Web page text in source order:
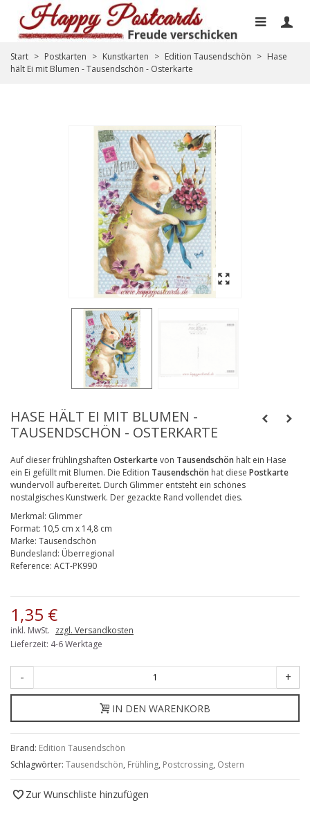
Start > Postkarten > Kunstkarten > Edition Tausendschön > Hase
hält Ei mit Blumen - Tausendschön - Osterkarte
HASE HÄLT EI MIT BLUMEN -
TAUSENDSCHÖN - OSTERKARTE
Auf dieser frühlingshaften Osterkartevon Tausendschön hält ein Hase
ein Ei gefüllt mit Blumen. Die Edition Tausendschön hat diese Postkarte
wundervoll aufbereitet. Durch Glimmer entsteht ein schönes
nostalgisches Kunstwerk. Der gezackte Rand vollendet dies.
Merkmal: Glimmer
Format: 10,5 cm x 14,8 cm
Marke: Tausendschön
Bundesland: Überregional
Reference: ACT-PK990
1,35 €
inkl. MwSt. zzgl. Versandkosten
Lieferzeit: 4-6 Werktage
- +
IN DEN WARENKORB
Brand: Edition Tausendschön
Schlagwörter: Tausendschön, Frühling, Postcrossing, Ostern
Zur Wunschliste hinzufügen